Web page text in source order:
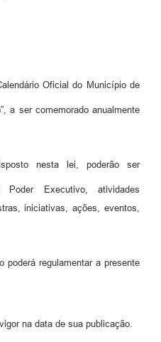
Oficial do Município de
a ser comemorado anualmente
nesta lei, poderão ser
Executivo, atividades
iniciativas, ações, eventos,
poderá regulamentar a presente
na data de sua publicação.